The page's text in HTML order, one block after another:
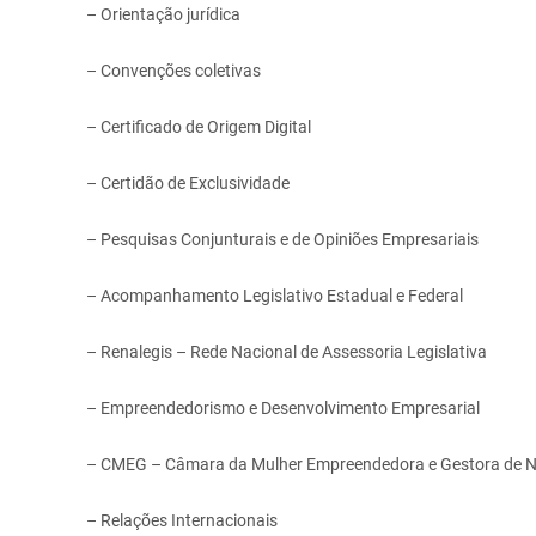
– Orientação jurídica
– Convenções coletivas
– Certificado de Origem Digital
– Certidão de Exclusividade
– Pesquisas Conjunturais e de Opiniões Empresariais
– Acompanhamento Legislativo Estadual e Federal
– Renalegis – Rede Nacional de Assessoria Legislativa
– Empreendedorismo e Desenvolvimento Empresarial
– CMEG – Câmara da Mulher Empreendedora e Gestora de
– Relações Internacionais